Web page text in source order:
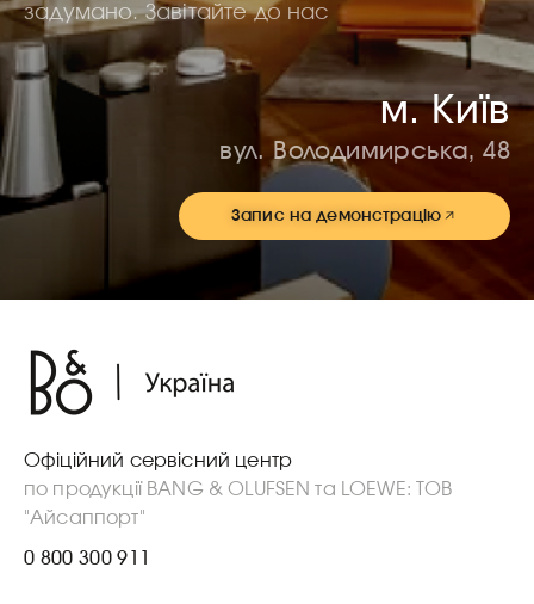
задумано. Завітайте до нас
м. Київ
вул. Володимирська, 48
Запис на демонстрацію
Офіційний сервісний центр
по продукції BANG & OLUFSEN та LOEWE: ТОВ
"Айсаппорт"
0 800 300 911